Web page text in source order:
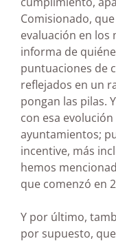
Comisionado,
evaluación en los
informa de
puntuaciones de
reflejados en un
pongan las pilas.
con esa
ayuntamientos;
incentive, más
hemos
que comenzó en
Y por último,
por supuesto,